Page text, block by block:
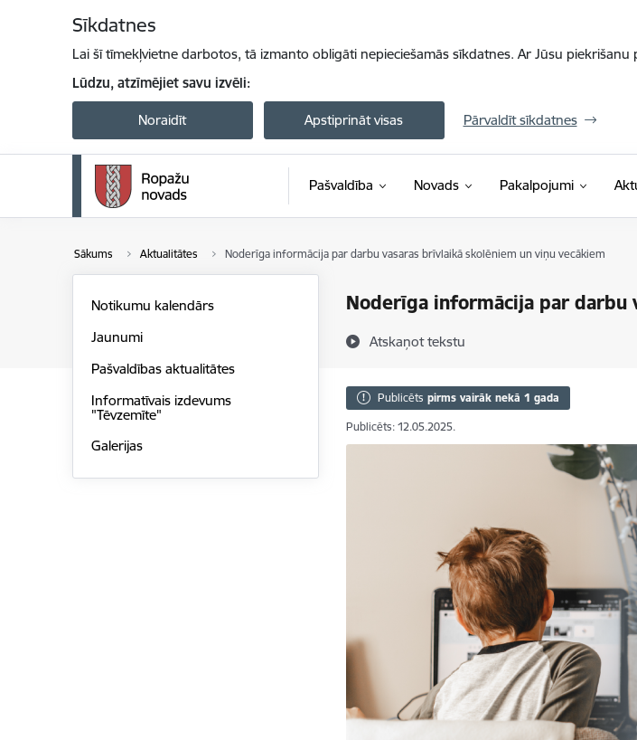
Sīkdatnes
Lai šī tīmekļvietne darbotos, tā izmanto obligāti nepieciešamās sīkdatnes. Ar Jūsu
Lūdzu, atzīmējiet savu izvēli:
Noraidīt Apstiprināt visas Pārvaldīt sīkdatnes
Pašvaldība Novads Pakalpojumi
Sākums Aktualitātes Noderīga informācija par darbu vasaras brīvlaikā skolēniem un viņu vecākiem
Noderīga informācija par darbu
Atskaņot tekstu
Notikumu kalendārs
Jaunumi
Pašvaldības aktualitātes
Informatīvais izdevums
"Tēvzemīte"
Galerijas
Publicēts pirms vairāk nekā 1 gada
Publicēts: 12.05.2025.